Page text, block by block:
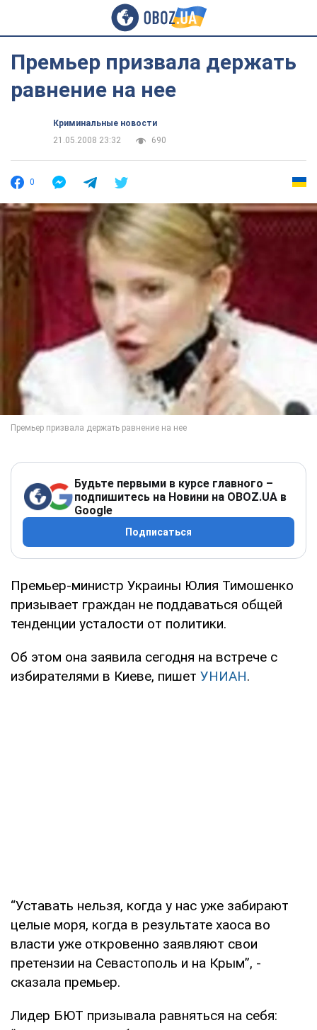
Премьер призвала держать
равнение на нее
Криминальные новости
21.05.2008 23:32
690
0
Будьте первыми в курсе главного –
подпишитесь на Новини на OBOZ.UA в
Google
Подписаться
Премьер-министр Украины Юлия Тимошенко
призывает граждан не поддаваться общей
тенденции усталости от политики.
Об этом она заявила сегодня на встрече с
избирателями в Киеве, пишет УНИАН.
“Уставать нельзя, когда у нас уже забирают
целые моря, когда в результате хаоса во
власти уже откровенно заявляют свои
претензии на Севастополь и на Крым”, -
сказала премьер.
Лидер БЮТ призывала равняться на себя: